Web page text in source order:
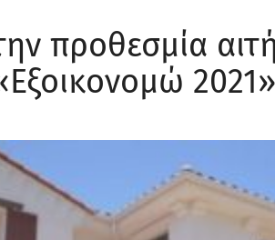
προθεσμία
2021»